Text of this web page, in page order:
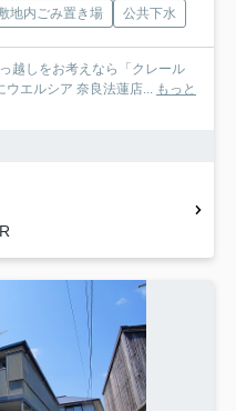
地内ごみ置き場 公共下水
越しをお考えなら「クレール
ウエルシア 奈良法蓮店... もっと